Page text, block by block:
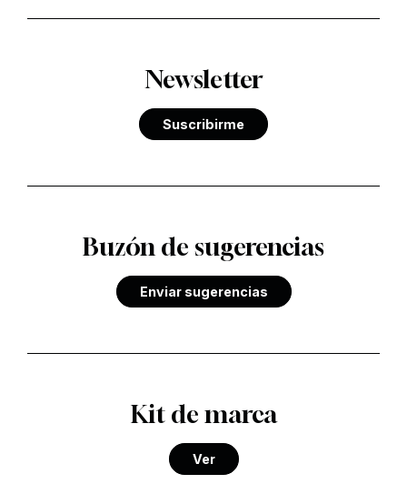
Newsletter
Suscribirme
Buzón de sugerencias
Enviar sugerencias
Kit de marca
Ver